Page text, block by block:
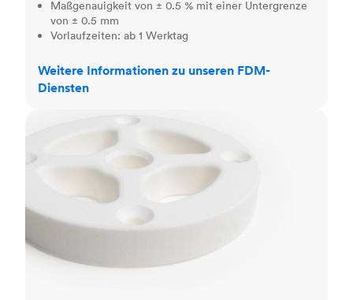
Maßgenauigkeit von ± 0.5 % mit einer Untergrenze
von ± 0.5 mm
Vorlaufzeiten: ab 1 Werktag
Weitere Informationen zu unseren FDM-
Diensten